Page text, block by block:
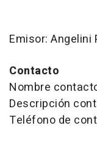
Emisor: Angelini
Contacto
Nombre
Descripción
Teléfono de